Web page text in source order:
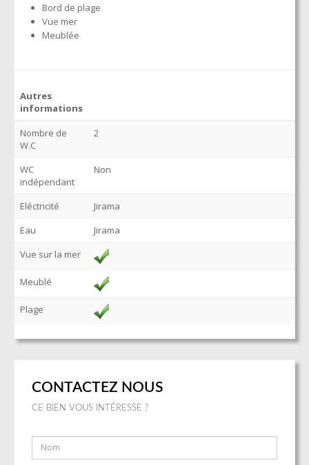
Bord de plage
Vue mer
Meublée
Autres
informations
Nombre de
W.C
2
WC
indépendant
Non
Eléctricité
Jirama
Eau
Jirama
Vue sur la mer
Meublé
Plage
CONTACTEZ NOUS
CE BIEN VOUS INTÉRESSE ?